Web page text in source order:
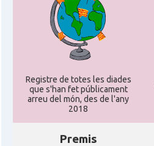
Registre de totes les diades
que s'han fet públicament
arreu del món, des de l'any
2018
Premis